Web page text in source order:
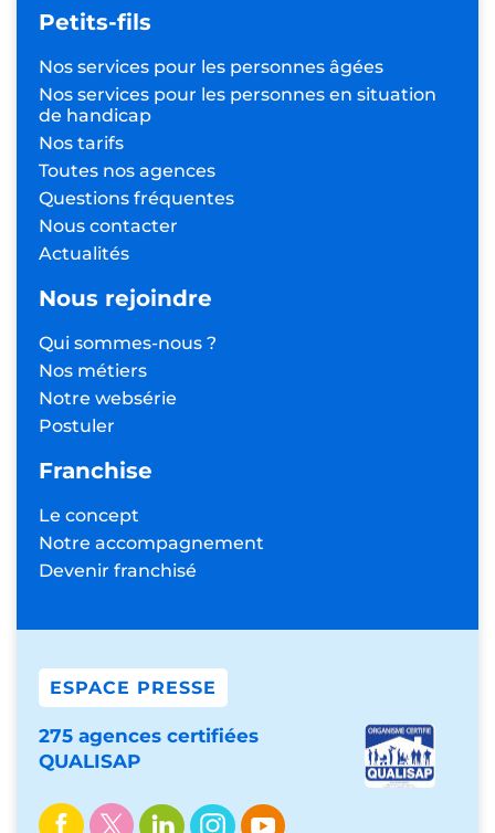
Petits-fils
Nos services pour les personnes âgées
Nos services pour les personnes en situation
de handicap
Nos tarifs
Toutes nos agences
Questions fréquentes
Nous contacter
Actualités
Nous rejoindre
Qui sommes-nous ?
Nos métiers
Notre websérie
Postuler
Franchise
Le concept
Notre accompagnement
Devenir franchisé
ESPACE PRESSE
275 agences certifiées
QUALISAP